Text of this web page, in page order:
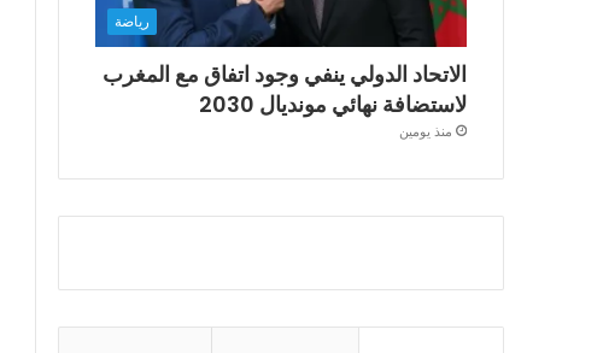
رياضة
الاتحاد الدولي ينفي وجود اتفاق مع المغرب
لاستضافة نهائي مونديال 2030
منذ يومين